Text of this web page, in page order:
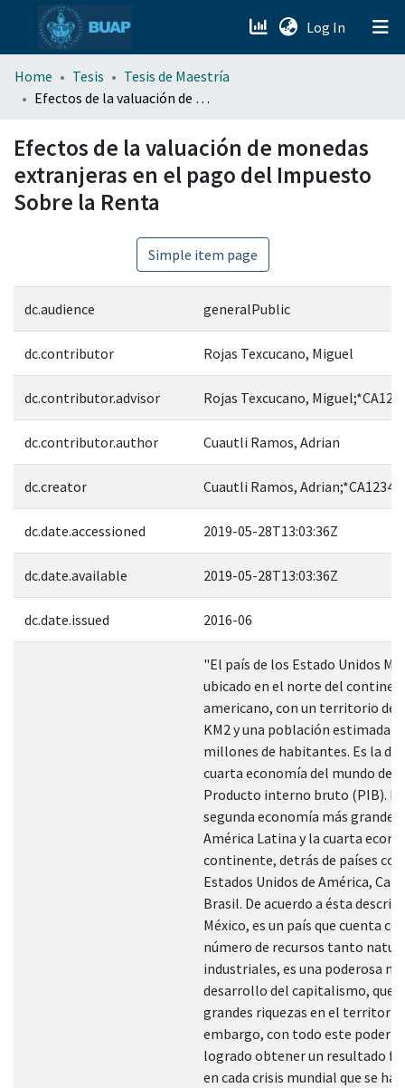
Log In (current)
menu.section.about_menu
Home Tesis
Tesis de Maestría
Efectos de la valuación de monedas extranjeras en el pago del Impuesto Sobre la Renta
Efectos de la valuación de monedas
extranjeras en el pago del Impuesto
Sobre la Renta
Simple item page
dc.audience generalPublic
dc.contributor Rojas Texcucano, Miguel
dc.contributor.advisor Rojas Texcucano,
dc.contributor.author Cuautli Ramos, Adrian
dc.creator Cuautli Ramos,
dc.date.accessioned 2019-05-28T13:03:36Z
dc.date.available 2019-05-28T13:03:36Z
dc.date.issued 2016-06
"El país de los Estado Unidos
ubicado en el norte del
americano, con un territorio de
KM2 y una población estimada
millones de habitantes. Es la
cuarta economía del mundo de
Producto interno bruto (PIB).
segunda economía más grande
América Latina y la cuarta
continente, detrás de países
Estados Unidos de América,
Brasil. De acuerdo a ésta
México, es un país que cuenta
número de recursos tanto
industriales, es una poderosa
desarrollo del capitalismo, que
grandes riquezas en el
embargo, con todo este
logrado obtener un resultado
en cada crisis mundial que se ha